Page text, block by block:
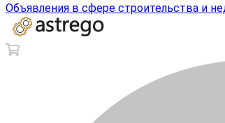
Объявления в сфере строительства и